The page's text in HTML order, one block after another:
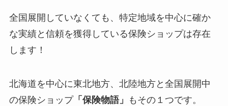
全国展開していなくても、特定地域を中心に確か
な実績と信頼を獲得している保険ショップは存在
します！
北海道を中心に東北地方、北陸地方と全国展開中
の保険ショップ「保険物語」 もその１つです。